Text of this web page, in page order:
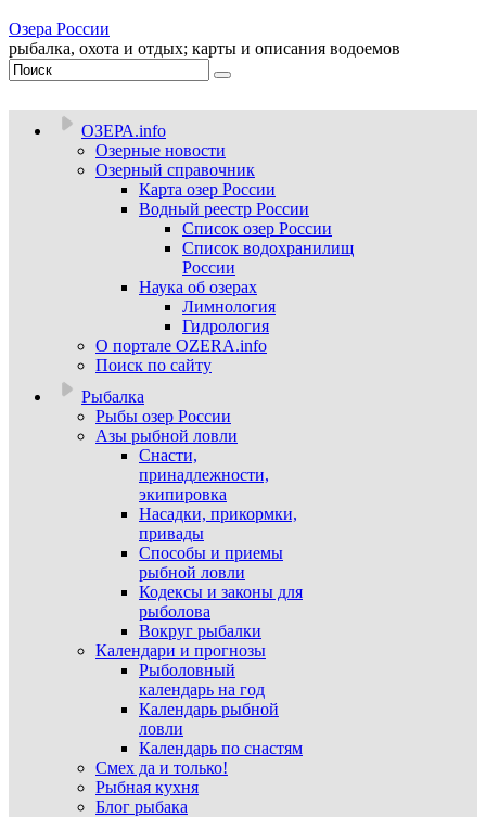
Озера России
рыбалка, охота и отдых; карты и описания водоемов
ОЗЕРА.info
Озерные новости
Озерный справочник
Карта озер России
Водный реестр России
Список озер России
Список водохранилищ
России
Наука об озерах
Лимнология
Гидрология
О портале OZERA.info
Поиск по сайту
Рыбалка
Рыбы озер России
Азы рыбной ловли
Снасти,
принадлежности,
экипировка
Насадки, прикормки,
привады
Способы и приемы
рыбной ловли
Кодексы и законы для
рыболова
Вокруг рыбалки
Календари и прогнозы
Рыболовный
календарь на год
Календарь рыбной
ловли
Календарь по снастям
Смех да и только!
Рыбная кухня
Блог рыбака